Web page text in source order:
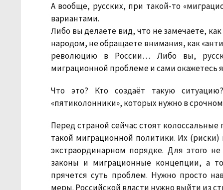
А вообще, русских, при такой-то
вариантами.
Либо вы делаете вид, что не замечаете,
народом, не обращаете внимания, как
революцию в России… Либо вы,
миграционной проблеме и сами окажетесь
Что это? Кто создаёт такую
«пятиколонники», которых нужно в
Перед страной сейчас стоят
такой миграционной политики. Их
экстраординарном порядке. Для этого
законы и миграционные концепции, а
прячется суть проблем. Нужно просто
меры. Российской власти нужно выйти из